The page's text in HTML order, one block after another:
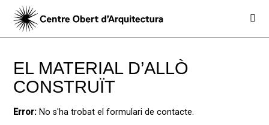
EL MATERIAL D’ALLÒ
CONSTRUÏT
Error:No s'ha trobat el formulari de contacte.